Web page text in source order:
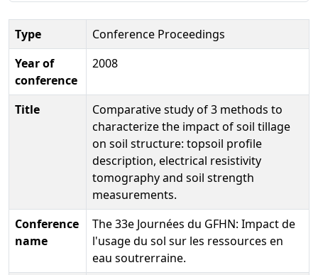
Type
Conference Proceedings
Year of
conference
2008
Title
Comparative study of 3 methods to
characterize the impact of soil tillage
on soil structure: topsoil profile
description, electrical resistivity
tomography and soil strength
measurements.
Conference
name
The 33e Journées du GFHN: Impact de
l'usage du sol sur les ressources en
eau soutrerraine.